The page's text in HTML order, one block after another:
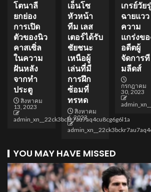
โตนาลี
ยกย่อง
การเปิด
ตัวของนิว
คาสเซิ่ล
ในความ
ฝันหลัง
จากทำ
ประตู
สิงหาคม
13, 2023
admin_xn__22ck3bckr7au7aq4cu8cg6g6l1a
เอ็นโซ
หัวหน้า
ทีม เลส
เตอร์ได้รับ
ชัยชนะ
เหนือผู้
เล่นที่มี
การฝึก
ซ้อมที่
ทรหด
สิงหาคม
6, 2023
เกรย์วัย
ฉายแวว
ความ
แกร่งขอ
อดีตผู้
จัดการที
มลีดส์
กรกฎาคม
30, 2023
YOU MAY HAVE MISSED